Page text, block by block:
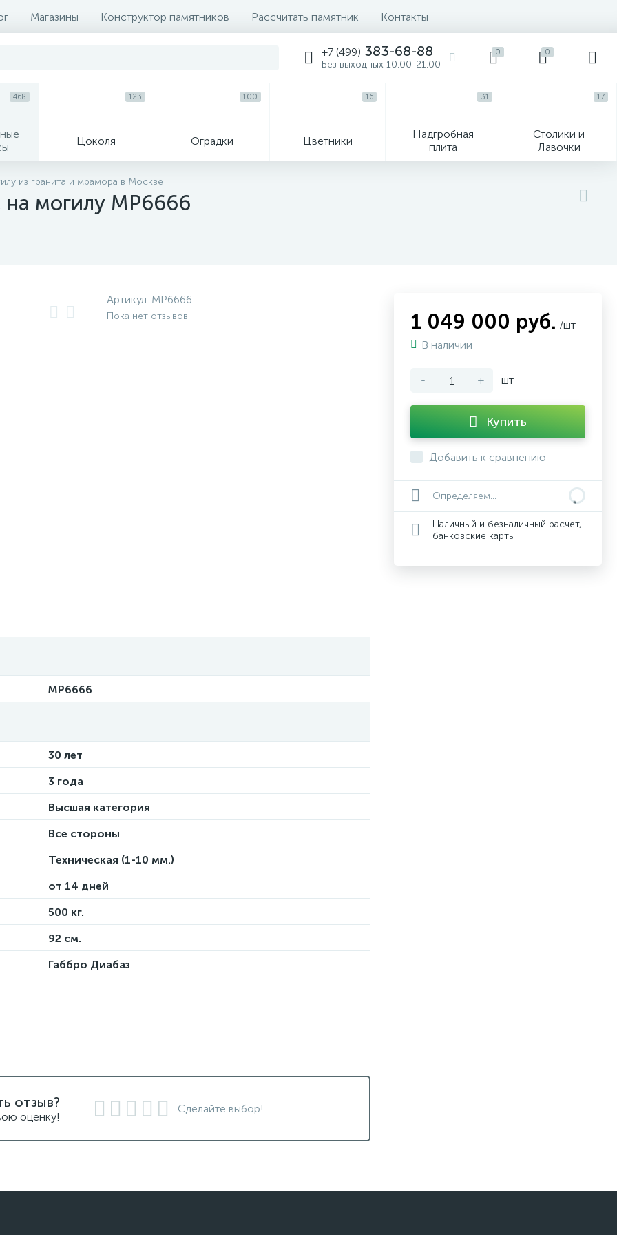
Магазины Конструктор памятников Рассчитать памятник Контакты
+7 (499) 383-68-88
Без выходных 10:00-21:00
0 0
468
Цоколя
123
Оградки
100
Цветники
16
Надгробная
плита
31
Столики и
Лавочки
17
из гранита и мрамора в Москве
могилу MP6666
Артикул: MP6666
Пока нет отзывов
MP6666
30 лет
3 года
Высшая категория
Все стороны
Техническая (1-10 мм.)
от 14 дней
500 кг.
92 см.
Габбро Диабаз
1 049 000 руб. /шт
В наличии
- + шт
Купить
Добавить к сравнению
Определяем...
Наличный и безналичный расчет,
банковские карты
отзыв?
оценку!
Сделайте выбор!